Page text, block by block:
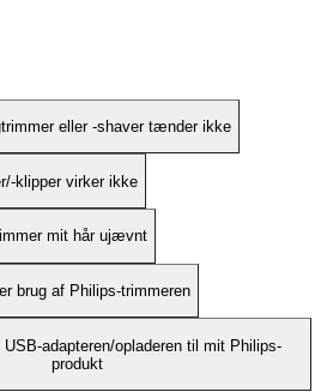
eller -shaver tænder ikke
klipper virker ikke
mit hår ujævnt
brug af Philips-trimmeren
adapteren/opladeren til mit Philips-
produkt